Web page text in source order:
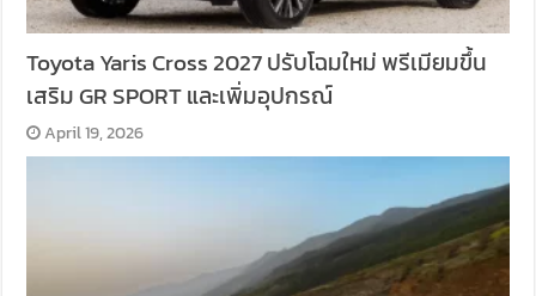
Toyota Yaris Cross 2027 ปรับโฉมใหม่ พรีเมียมขึ้น
เสริม GR SPORT และเพิ่มอุปกรณ์
April 19, 2026